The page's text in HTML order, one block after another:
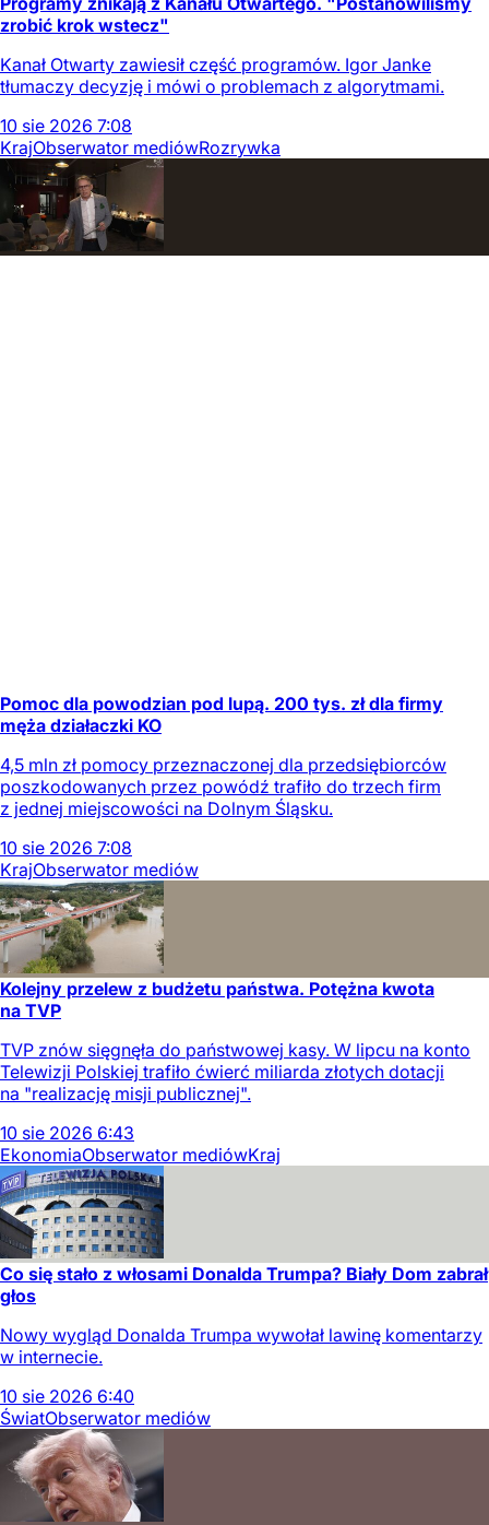
zrobić krok wstecz"
Kanał Otwarty zawiesił część programów. Igor Janke
tłumaczy decyzję i mówi o problemach z algorytmami.
10 sie 2026 7:08
KrajObserwator mediówRozrywka
Pomoc dla powodzian pod lupą. 200 tys. zł dla firmy
męża działaczki KO
4,5 mln zł pomocy przeznaczonej dla przedsiębiorców
poszkodowanych przez powódź trafiło do trzech firm
z jednej miejscowości na Dolnym Śląsku.
10 sie 2026 7:08
KrajObserwator mediów
Kolejny przelew z budżetu państwa. Potężna kwota
na TVP
TVP znów sięgnęła do państwowej kasy. W lipcu na konto
Telewizji Polskiej trafiło ćwierć miliarda złotych dotacji
na "realizację misji publicznej".
10 sie 2026 6:43
EkonomiaObserwator mediówKraj
Co się stało z włosami Donalda Trumpa? Biały Dom zabrał
głos
Nowy wygląd Donalda Trumpa wywołał lawinę komentarzy
w internecie.
10 sie 2026 6:40
ŚwiatObserwator mediów